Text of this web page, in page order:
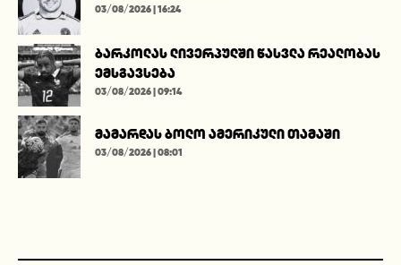
03/08/2026 | 16:24
ბარკოლას ლივერპულში წასვლა რეალობას
ემსგავსება
03/08/2026 | 09:14
მამარდას ბოლო ამერიკული თამაში
03/08/2026 | 08:01